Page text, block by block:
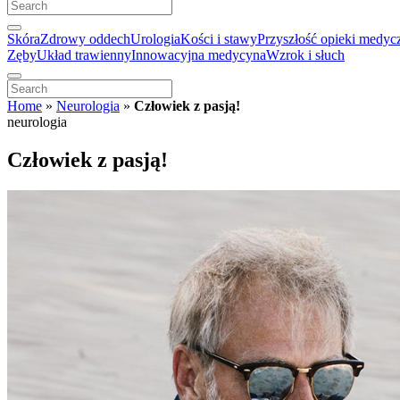
SkóraZdrowy oddechUrologiaKości i stawyPrzyszłość opieki
ZębyUkład trawiennyInnowacyjna medycynaWzrok i słuch
Home » Neurologia » Człowiek z pasją!
neurologia
Człowiek z pasją!